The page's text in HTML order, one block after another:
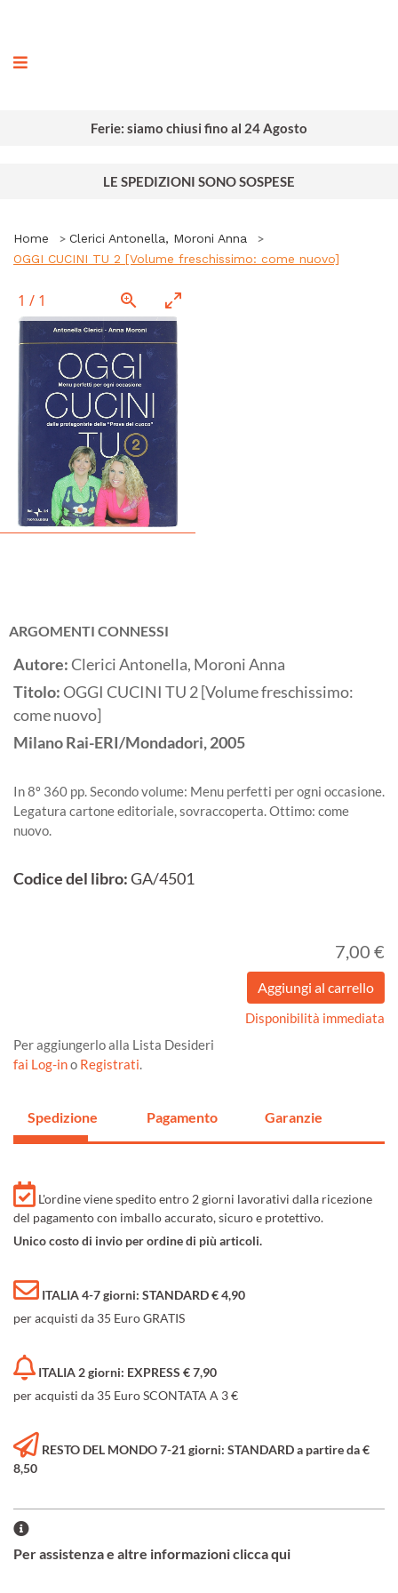
Ferie: siamo chiusi fino al 24 Agosto
LE SPEDIZIONI SONO SOSPESE
Home
Clerici Antonella, Moroni Anna
OGGI CUCINI TU 2 [Volume freschissimo: come nuovo]
1 / 1
ARGOMENTI CONNESSI
Autore:Clerici Antonella, Moroni Anna
Titolo:OGGI CUCINI TU 2 [Volume freschissimo:
come nuovo]
MilanoRai-ERI/Mondadori,2005
In 8º 360 pp. Secondo volume: Menu perfetti per ogni occasione.
Legatura cartone editoriale, sovraccoperta. Ottimo: come
nuovo.
Codice del libro:GA/4501
7,00 €
Disponibilità immediata
Per aggiungerlo alla Lista Desideri
fai Log-ino Registrati.
Spedizione Pagamento Garanzie
L'ordine viene spedito entro 2 giorni lavorativi dalla ricezione
del pagamento con imballo accurato, sicuro e protettivo.
Unico costo di invio per ordine di più articoli.
ITALIA 4-7 giorni: STANDARD € 4,90
per acquisti da 35 Euro GRATIS
ITALIA 2 giorni: EXPRESS € 7,90
per acquisti da 35 Euro SCONTATA A 3 €
RESTO DEL MONDO 7-21 giorni: STANDARD a partire da €
8,50
Per assistenza e altre informazioni clicca qui